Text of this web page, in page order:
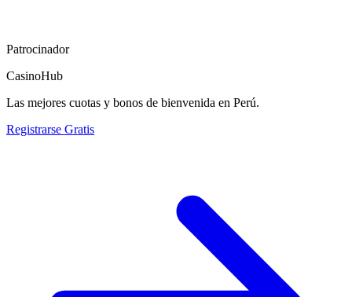
Patrocinador
CasinoHub
Las mejores cuotas y bonos de bienvenida en Perú.
Registrarse Gratis